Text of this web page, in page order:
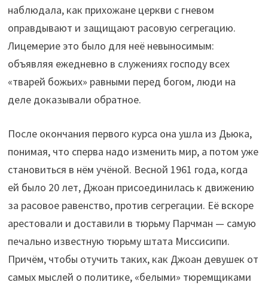
наблюдала, как прихожане церкви с гневом
оправдывают и защищают расовую сегрегацию.
Лицемерие это было для неё невыносимым:
объявляя ежедневно в служениях господу всех
«тварей божьих» равными перед богом, люди на
деле доказывали обратное.
После окончания первого курса она ушла из Дьюка,
понимая, что сперва надо изменить мир, а потом уже
становиться в нём учёной. Весной 1961 года, когда
ей было 20 лет, Джоан присоединилась к движению
за расовое равенство, против сегрегации. Её вскоре
арестовали и доставили в тюрьму Парчман — самую
печально известную тюрьму штата Миссисипи.
Причём, чтобы отучить таких, как Джоан девушек от
самых мыслей о политике, «белыми» тюремщиками